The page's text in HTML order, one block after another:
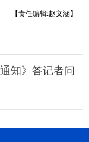
【责任编辑:赵文涵】
知》答记者问